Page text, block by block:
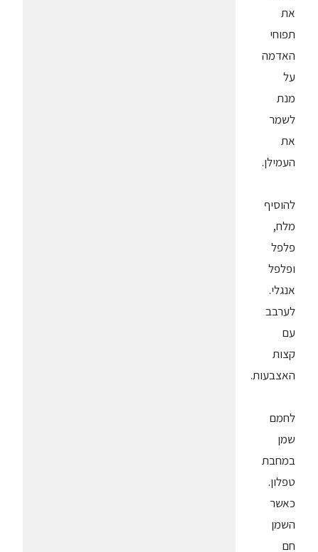
את
תפוחי
האדמה
על
מנת
לשמר
את
העמילן.
להוסיף
מלח,
פלפל
ופלפל
אנגלי.
לערבב
עם
קצות
האצבעות.
לחמם
שמן
במחבת
טפלון.
כאשר
השמן
חם